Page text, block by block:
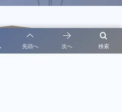
検索
先頭へ 次へ
稿者紹介